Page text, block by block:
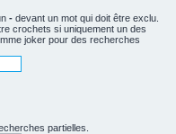
- devant un mot qui doit être exclu.
crochets si uniquement un des
joker pour des recherches
partielles.